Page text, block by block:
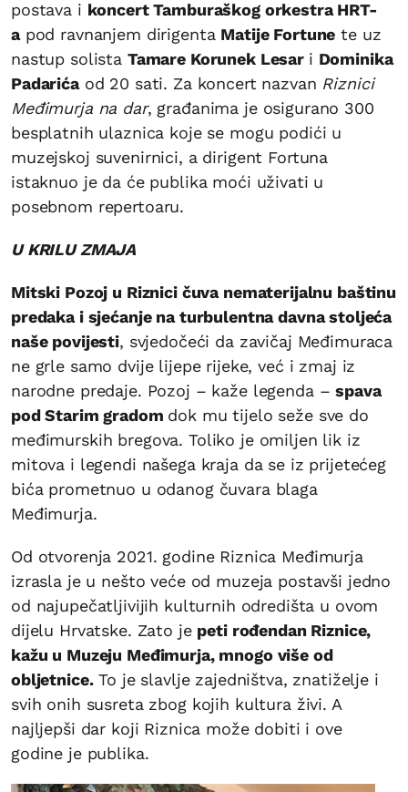
postava i koncert Tamburaškog orkestra HRT-
apod ravnanjem dirigenta Matije Fortune te uz
nastup solista Tamare Korunek Lesar i Dominika
Padarićaod 20 sati. Za koncert nazvan Riznici
Međimurja na dar, građanima je osigurano 300
besplatnih ulaznica koje se mogu podići u
muzejskoj suvenirnici, a dirigent Fortuna
istaknuo je da će publika moći uživati u
posebnom repertoaru.
U KRILU ZMAJA
Mitski Pozoj u Riznici čuva nematerijalnu baštinu
predaka i sjećanje na turbulentna davna stoljeća
naše povijesti, svjedočeći da zavičaj Međimuraca
ne grle samo dvije lijepe rijeke, već i zmaj iz
narodne predaje. Pozoj – kaže legenda –spava
pod Starim gradom dok mu tijelo seže sve do
međimurskih bregova. Toliko je omiljen lik iz
mitova i legendi našega kraja da se iz prijetećeg
bića prometnuo u odanog čuvara blaga
Međimurja.
Od otvorenja 2021. godine Riznica Međimurja
izrasla je u nešto veće od muzeja postavši jedno
od najupečatljivijih kulturnih odredišta u ovom
dijelu Hrvatske. Zato je peti rođendan Riznice,
kažu u Muzeju Međimurja, mnogo više od
obljetnice.To je slavlje zajedništva, znatiželje i
svih onih susreta zbog kojih kultura živi. A
najljepši dar koji Riznica može dobiti i ove
godine je publika.